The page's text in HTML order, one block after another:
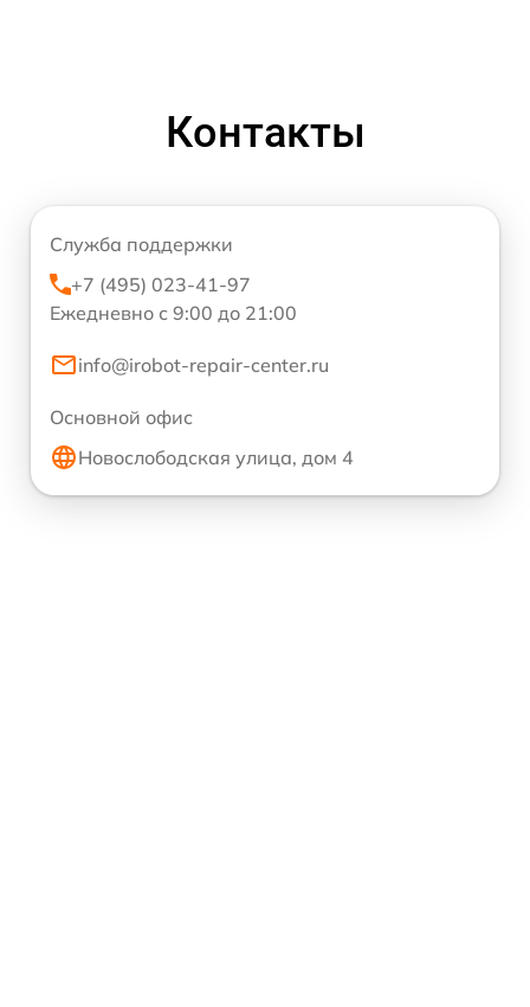
Контакты
Служба поддержки
+7 (495) 023-41-97
Ежедневно с 9:00 до 21:00
info@irobot-repair-center.ru
Основной офис
Новослободская улица, дом 4